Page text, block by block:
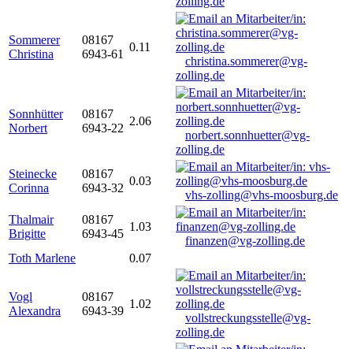
Sommerer
Christina
08167
6943-61
0.11
christina.sommerer@vg-
zolling.de
Sonnhütter
Norbert
08167
6943-22
2.06
norbert.sonnhuetter@vg-
zolling.de
Steinecke
Corinna
08167
6943-32
0.03
vhs-zolling@vhs-moosburg.de
Thalmair
Brigitte
08167
6943-45
1.03
finanzen@vg-zolling.de
Toth Marlene
0.07
Vogl
Alexandra
08167
6943-39
1.02
vollstreckungsstelle@vg-
zolling.de